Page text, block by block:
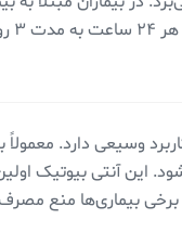
وسیعی دارد.